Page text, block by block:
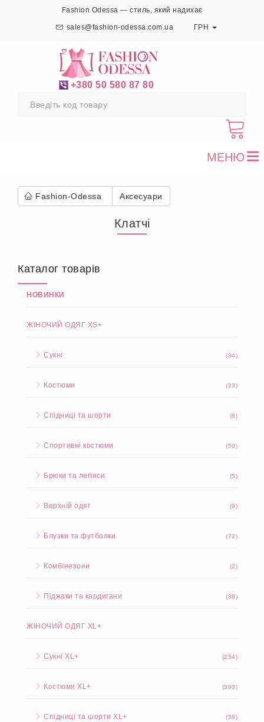
Fashion Odessa — стиль, який надихає
sales@fashion-odessa.com.ua ГРН
+380 50 580 87 80
МЕНЮ
Fashion-Odessa Аксесуари
Клатчі
Каталог товарів
НОВИНКИ
ЖІНОЧИЙ ОДЯГ XS+
Сукні (34)
Костюми (23)
Спідниці та шорти (8)
Спортивні костюми (50)
Брюки та легінси (5)
Верхній одяг (9)
Блузки та футболки (72)
Комбінезони (2)
Піджаки та кардигани (38)
ЖІНОЧИЙ ОДЯГ XL+
Сукні XL+ (254)
Костюми XL+ (393)
Спідниці та шорти XL+ (38)